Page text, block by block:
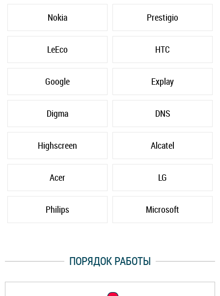
Nokia Prestigio
LeEco HTC
Google Explay
Digma DNS
Highscreen Alcatel
Acer LG
Philips Microsoft
ПОРЯДОК РАБОТЫ